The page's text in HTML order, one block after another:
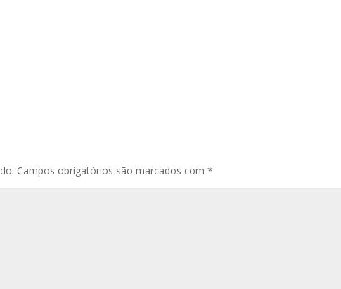
Campos obrigatórios são marcados com*